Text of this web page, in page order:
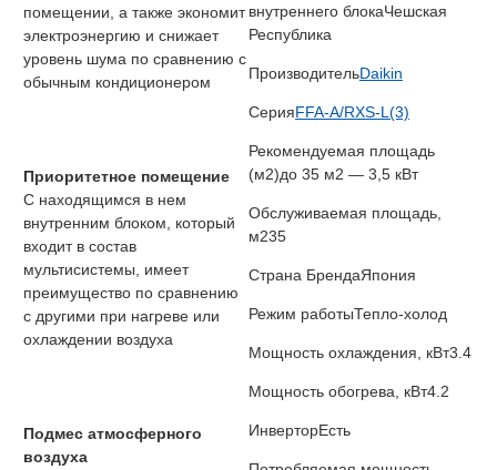
помещении, а также экономит
электроэнергию и снижает
уровень шума по сравнению с
обычным кондиционером
Приоритетное помещение
С находящимся в нем
внутренним блоком, который
входит в состав
мультисистемы, имеет
преимущество по сравнению
с другими при нагреве или
охлаждении воздуха
Подмес атмосферного
воздуха
внутреннего блокаЧешская
Республика
ПроизводительDaikin
СерияFFA-A/RXS-L(3)
Рекомендуемая площадь
(м2)до 35 м2 — 3,5 кВт
Обслуживаемая площадь,
м235
Страна БрендаЯпония
Режим работыТепло-холод
Мощность охлаждения, кВт3.4
Мощность обогрева, кВт4.2
ИнверторЕсть